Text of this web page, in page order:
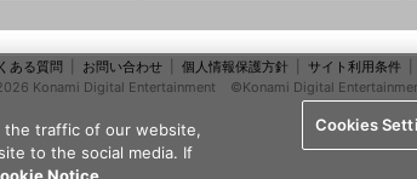
ある質問 お問い合わせ 個人情報保護方針 サイト利用条件
Konami Digital Entertainment
©Konami Digital
the traffic of our website,
to the social media. If
Cookies